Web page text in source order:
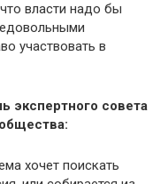
власти надо бы
участвовать в
экспертного совета
хочет поискать